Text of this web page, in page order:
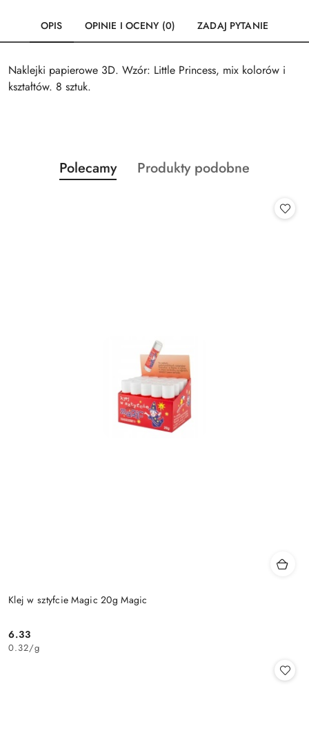
OPIS OPINIE I OCENY (0) ZADAJ PYTANIE
Naklejki papierowe 3D. Wzór: Little Princess, mix kolorów i
kształtów. 8 sztuk.
Pomiń karuzelę produktów
Produkty
o
Polecamy
Produkty
Produkty podobne
Klej w sztyfcie Magic 20g Magic
Cena:
6.33
0.32/g